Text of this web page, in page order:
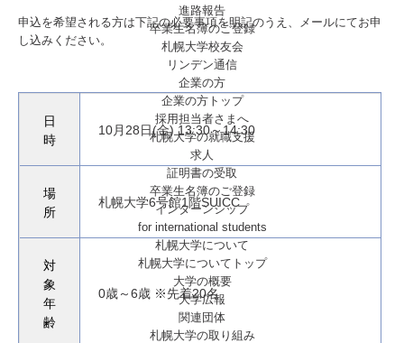
進路報告
卒業生名簿のご登録
札幌大学校友会
リンデン通信
企業の方
企業の方トップ
採用担当者さまへ
札幌大学の就職支援
求人
証明書の受取
卒業生名簿のご登録
インターンシップ
for international students
札幌大学について
札幌大学についてトップ
大学の概要
大学広報
関連団体
札幌大学の取り組み
申込を希望される方は下記の必要事項を明記のうえ、メールにてお申
し込みください。
日
時
10月28日(金) 13:30～14:30
場
所
札幌大学6号館1階SUICC
対
象
年
齢
0歳～6歳 ※先着20名